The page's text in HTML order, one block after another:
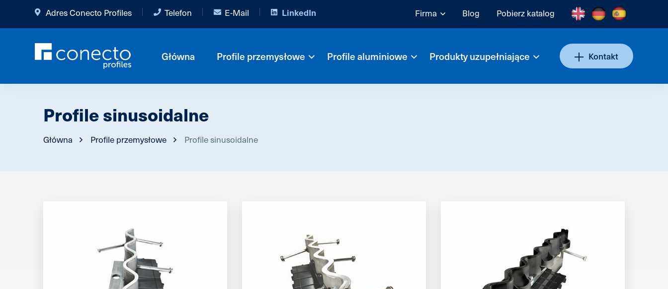
Adres Conecto Profiles Telefon E-Mail LinkedIn Firma Blog Pobierz katalog
Główna Profile przemysłowe Profile aluminiowe Produkty uzupełniające Kontakt
Profile sinusoidalne
Główna Profile przemysłowe Profile sinusoidalne